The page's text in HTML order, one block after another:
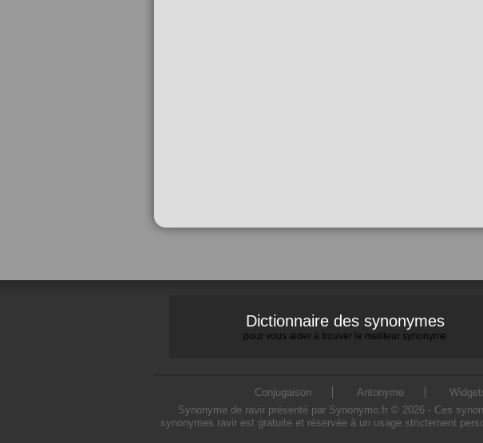
Dictionnaire des synonymes
pour vous aider à trouver le meilleur synonyme
Conjugaison Antonyme
Synonyme de ravir présenté par Synonymo.fr © 2026 - Ces
synonymes ravir est gratuite et réservée à un usage strictement